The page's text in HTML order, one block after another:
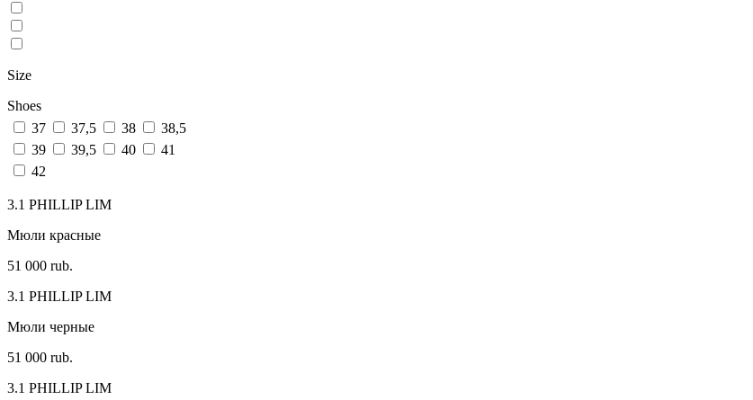
Size
Shoes
37
37,5 38
38,5
39
39,5 40
41
42
3.1 PHILLIP LIM
Мюли красные
51 000 rub.
3.1 PHILLIP LIM
Мюли черные
51 000 rub.
3.1 PHILLIP LIM